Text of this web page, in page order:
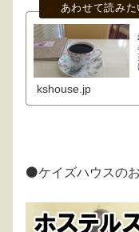
kshouse.jp
⚫ケイズハウスの